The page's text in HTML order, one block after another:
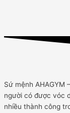
Sứ mệnh AHAGYM
người có được vóc
nhiều thành công